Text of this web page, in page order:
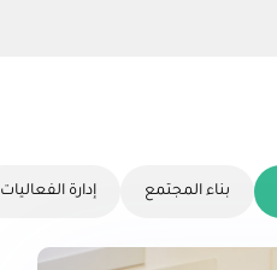
بناء المجتمع إدارة الفعاليات